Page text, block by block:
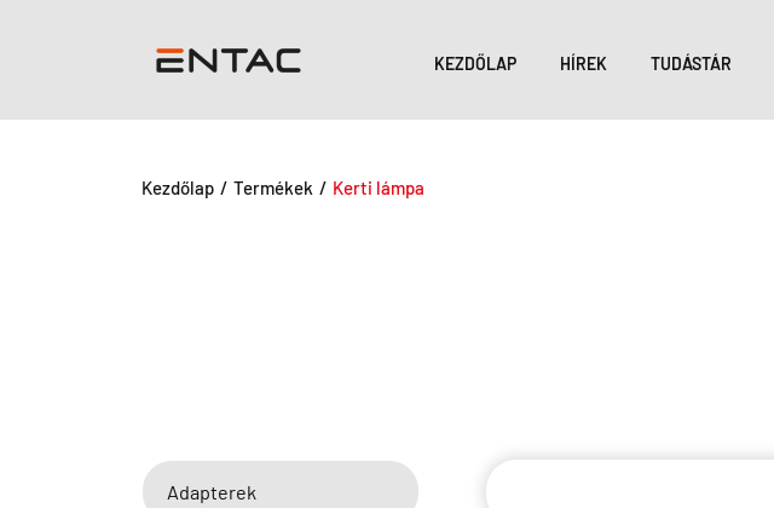
KEZDŐLAP HÍREK TUDÁSTÁR
Kezdőlap / Termékek / Kerti lámpa
Adapterek